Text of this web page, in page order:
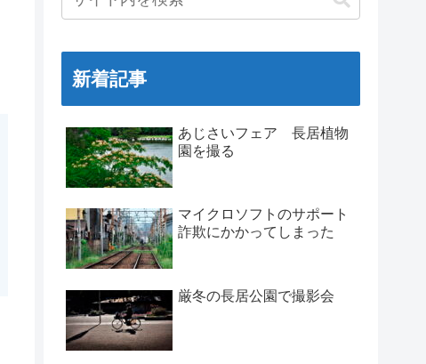
新着記事
あじさいフェア 長居植物
園を撮る
マイクロソフトのサポート
詐欺にかかってしまった
厳冬の長居公園で撮影会